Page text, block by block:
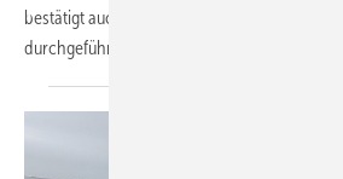
bestätigt auch eine Umfrage, die im Auftrag
durchgeführt wurde. Hier die wichtigsten